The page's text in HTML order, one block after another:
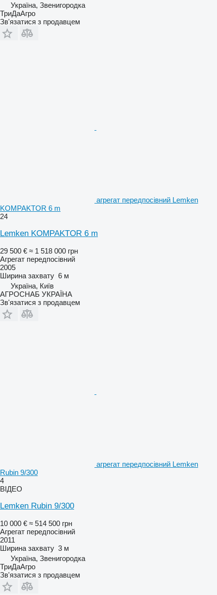
Україна, Звенигородка
ТриДаАгро
Зв'язатися з продавцем
агрегат передпосівний Lemken
KOMPAKTOR 6 m
24
Lemken KOMPAKTOR 6 m
29 500 € ≈ 1 518 000 грн
Агрегат передпосівний
2005
Ширина захвату 6 м
Україна, Київ
АГРОСНАБ УКРАЇНА
Зв'язатися з продавцем
агрегат передпосівний Lemken
Rubin 9/300
4
ВІДЕО
Lemken Rubin 9/300
10 000 € ≈ 514 500 грн
Агрегат передпосівний
2011
Ширина захвату 3 м
Україна, Звенигородка
ТриДаАгро
Зв'язатися з продавцем